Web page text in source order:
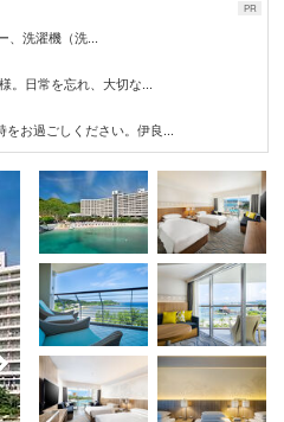
PR
、洗濯機（洗...
。日常を忘れ、大切な...
お過ごしください。伊良...